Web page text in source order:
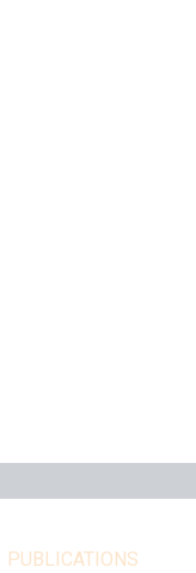
PUBLICATIONS